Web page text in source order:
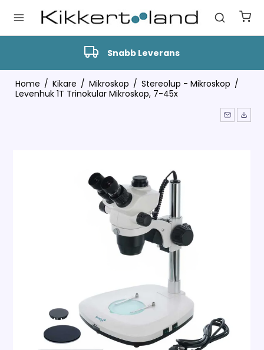
Snabb Leverans
Home / Kikare / Mikroskop / Stereolup - Mikroskop /
Levenhuk 1T Trinokular Mikroskop, 7-45x